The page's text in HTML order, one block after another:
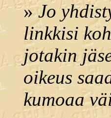
»Jo
linkkisi
jotakin
oikeus
kumoaa